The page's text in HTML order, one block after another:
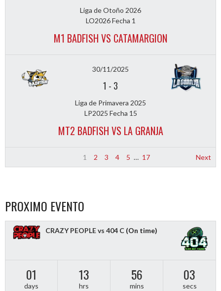
Liga de Otoño 2026
LO2026 Fecha 1
M1 BADFISH VS CATAMARGION
30/11/2025
1 - 3
Liga de Primavera 2025
LP2025 Fecha 15
MT2 BADFISH VS LA GRANJA
1 2 3 4 5 … 17 Next
PROXIMO EVENTO
CRAZY PEOPLE vs 404 C (On time)
01
days
13
hrs
56
mins
02
secs